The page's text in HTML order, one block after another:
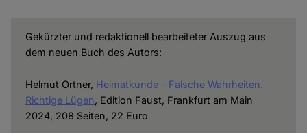
Gekürzter und redaktionell bearbeiteter Auszug aus
dem neuen Buch des Autors:
Helmut Ortner, Heimatkunde – Falsche Wahrheiten.
Richtige Lügen, Edition Faust, Frankfurt am Main
2024, 208 Seiten, 22 Euro